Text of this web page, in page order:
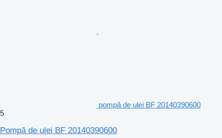
pompă de ulei BF 20140390600
5
Pompă de ulei BF 20140390600